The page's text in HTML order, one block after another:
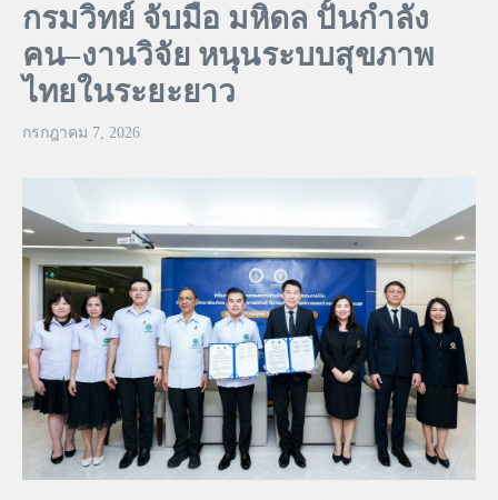
กรมวิทย์ จับมือ มหิดล ปั้นกำลัง
คน–งานวิจัย หนุนระบบสุขภาพ
ไทยในระยะยาว
กรกฎาคม 7, 2026